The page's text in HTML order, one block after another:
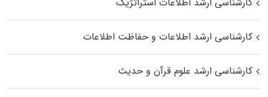
کارشناسی ارشد اطلاعات و حفاظت اطلاعات
کارشناسی ارشد علوم قرآن و حدیث